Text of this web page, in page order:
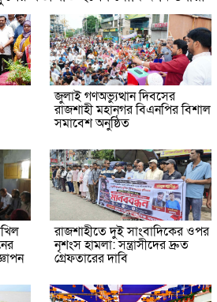
জুলাই গণঅভ্যুত্থান দিবসের
রাজশাহী মহানগর বিএনপির বিশাল
সমাবেশ অনুষ্ঠিত
রাজশাহীতে দুই সাংবাদিকের ওপর
নৃশংস হামলা: সন্ত্রাসীদের দ্রুত
গ্রেফতারের দাবি